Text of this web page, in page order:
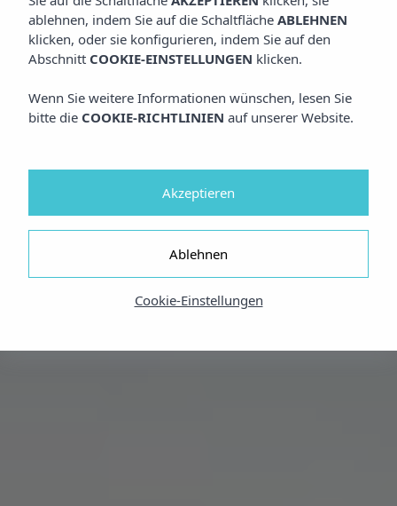
ablehnen, indem Sie auf die Schaltfläche ABLEHNEN
klicken, oder sie konfigurieren, indem Sie auf den
Abschnitt COOKIE-EINSTELLUNGEN klicken.
Wenn Sie weitere Informationen wünschen, lesen Sie
bitte die COOKIE-RICHTLINIEN auf unserer Website.
Cookie-Einstellungen
Ablehnen
Akzeptieren